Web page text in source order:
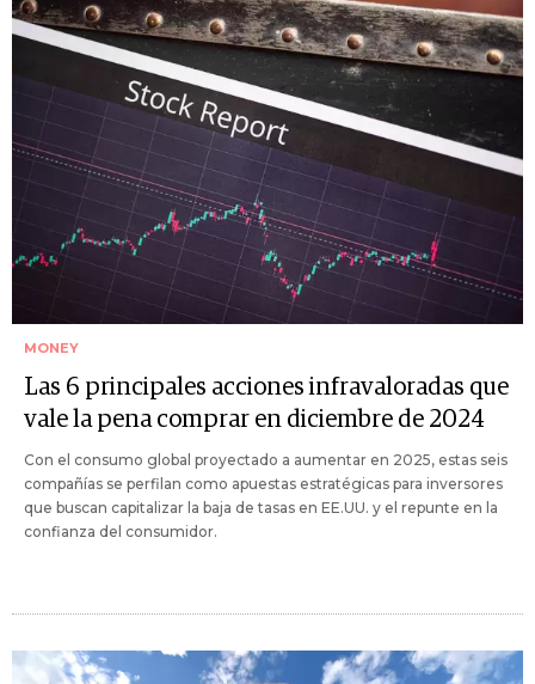
MONEY
Las 6 principales acciones infravaloradas que
vale la pena comprar en diciembre de 2024
Con el consumo global proyectado a aumentar en 2025, estas seis
compañías se perfilan como apuestas estratégicas para inversores
que buscan capitalizar la baja de tasas en EE.UU. y el repunte en la
confianza del consumidor.